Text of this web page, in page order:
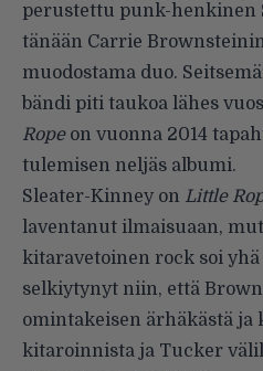
perustettu punk-henkinen
tänään Carrie
muodostama duo.
bändi piti taukoa lähes
Ropeon vuonna 2014
tulemisen neljäs albumi.
Sleater-Kinney on Little
laventanut ilmaisuaan,
kitaravetoinen rock soi
selkiytynyt niin, että
omintakeisen ärhäkästä
kitaroinnista ja Tucker